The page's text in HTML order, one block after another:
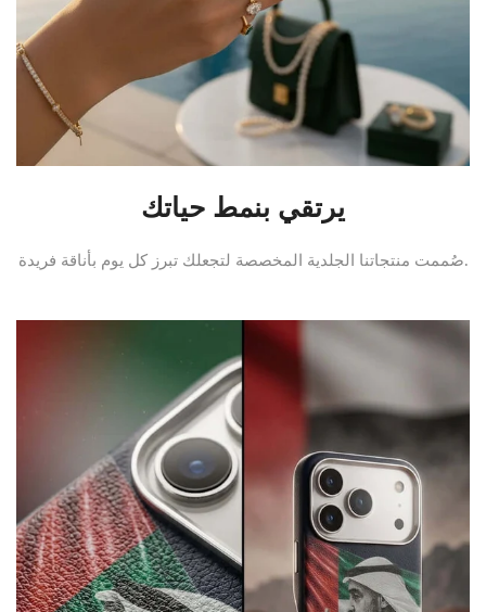
يرتقي بنمط حياتك
صُممت منتجاتنا الجلدية المخصصة لتجعلك تبرز كل يوم بأناقة فريدة.